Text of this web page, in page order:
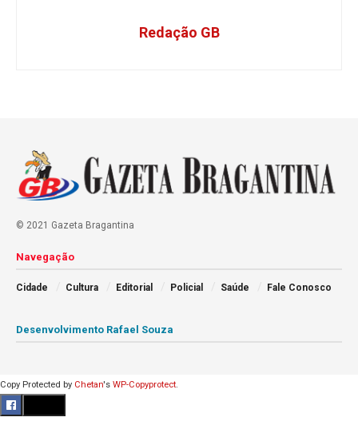
Redação GB
© 2021 Gazeta Bragantina
Navegação
Cidade Cultura Editorial Policial Saúde Fale Conosco
Desenvolvimento Rafael Souza
Copy Protected by Chetan's WP-Copyprotect.